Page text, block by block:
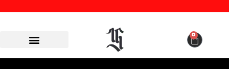
0